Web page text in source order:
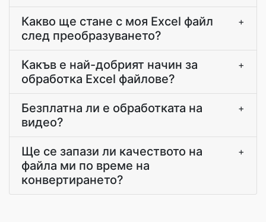
Какво ще стане с моя Excel файл
след преобразуването?
+
Какъв е най-добрият начин за
обработка Excel файлове?
+
Безплатна ли е обработката на
видео?
+
Ще се запази ли качеството на
файла ми по време на
конвертирането?
+